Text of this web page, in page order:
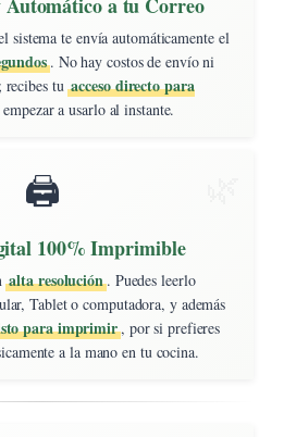
sistema te envía automáticamente el
. No hay costos de envío ni
recibes tuacceso directo para
a usarlo al instante.
🖨️
100% Imprimible
alta resolución. Puedes leerlo
Tablet o computadora, y además
para imprimir, por si prefieres
a la mano en tu cocina.